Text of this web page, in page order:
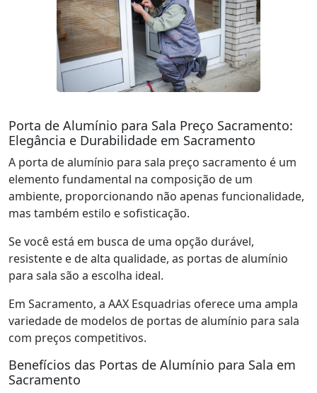
Porta de Alumínio para Sala Preço Sacramento:
Elegância e Durabilidade em Sacramento
A porta de alumínio para sala preço sacramento é um
elemento fundamental na composição de um
ambiente, proporcionando não apenas funcionalidade,
mas também estilo e sofisticação.
Se você está em busca de uma opção durável,
resistente e de alta qualidade, as portas de alumínio
para sala são a escolha ideal.
Em Sacramento, a AAX Esquadrias oferece uma ampla
variedade de modelos de portas de alumínio para sala
com preços competitivos.
Benefícios das Portas de Alumínio para Sala em
Sacramento